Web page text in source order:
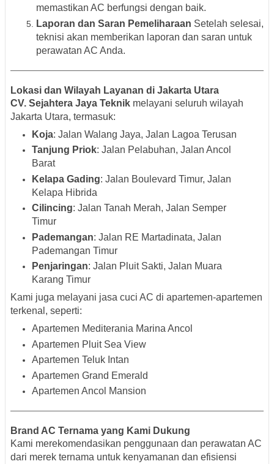
memastikan AC berfungsi dengan baik.
Laporan dan Saran Pemeliharaan Setelah selesai,
teknisi akan memberikan laporan dan saran untuk
perawatan AC Anda.
Lokasi dan Wilayah Layanan di Jakarta Utara
CV. Sejahtera Jaya Teknik melayani seluruh wilayah
Jakarta Utara, termasuk:
Koja: Jalan Walang Jaya, Jalan Lagoa Terusan
Tanjung Priok: Jalan Pelabuhan, Jalan Ancol
Barat
Kelapa Gading: Jalan Boulevard Timur, Jalan
Kelapa Hibrida
Cilincing: Jalan Tanah Merah, Jalan Semper
Timur
Pademangan: Jalan RE Martadinata, Jalan
Pademangan Timur
Penjaringan: Jalan Pluit Sakti, Jalan Muara
Karang Timur
Kami juga melayani jasa cuci AC di apartemen-apartemen
terkenal, seperti:
Apartemen Mediterania Marina Ancol
Apartemen Pluit Sea View
Apartemen Teluk Intan
Apartemen Grand Emerald
Apartemen Ancol Mansion
Brand AC Ternama yang Kami Dukung
Kami merekomendasikan penggunaan dan perawatan AC
dari merek ternama untuk kenyamanan dan efisiensi